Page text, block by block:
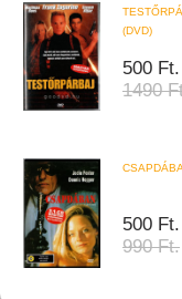
(DVD)
500 Ft.
1490
500 Ft.
990 Ft.